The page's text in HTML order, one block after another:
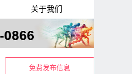
关于我们
免费发布信息